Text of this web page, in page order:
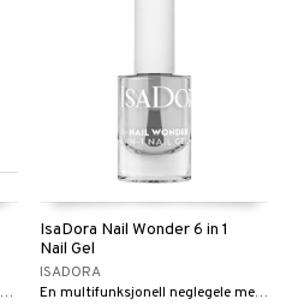
Lakk som varer lenge, fra China Glaze
IsaDora Nail Wonder 6 in 1
Nail Gel
ISADORA
En multifunksjonell neglegele med seks funksjoner for den perfekte hjemmemanikyren.